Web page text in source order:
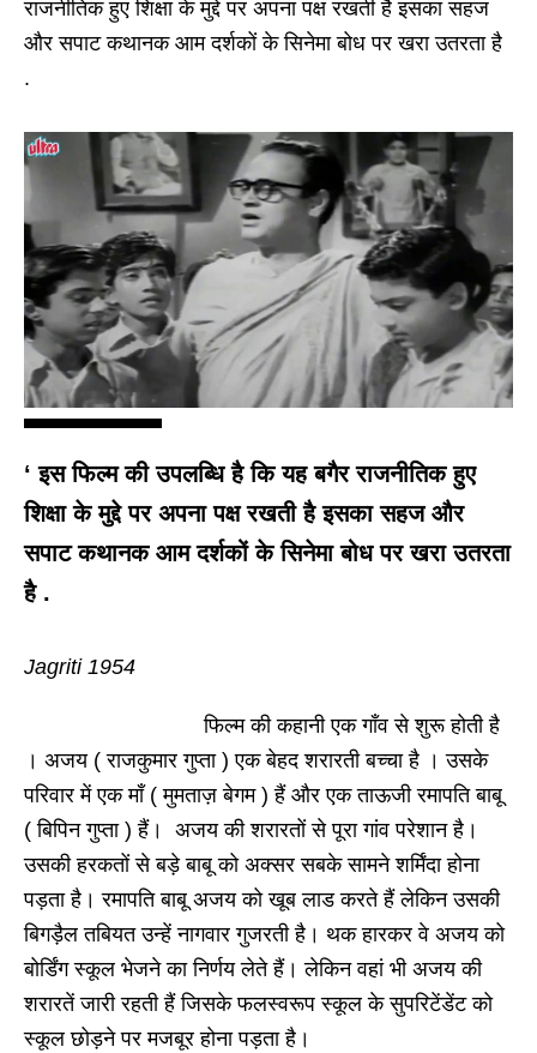
राजनीतिक हुए शिक्षा के मुद्दे पर अपना पक्ष रखती है इसका सहज
और सपाट कथानक आम दर्शकों के सिनेमा बोध पर खरा उतरता है
.
‘ इस फिल्म की उपलब्धि है कि यह बगैर राजनीतिक हुए
शिक्षा के मुद्दे पर अपना पक्ष रखती है इसका सहज और
सपाट कथानक आम दर्शकों के सिनेमा बोध पर खरा उतरता
है .
Jagriti 1954
फिल्म की कहानी एक गाँव से शुरू होती है
। अजय ( राजकुमार गुप्ता ) एक बेहद शरारती बच्चा है । उसके
परिवार में एक माँ ( मुमताज़ बेगम ) हैं और एक ताऊजी रमापति बाबू
( बिपिन गुप्ता ) हैं। अजय की शरारतों से पूरा गांव परेशान है।
उसकी हरकतों से बड़े बाबू को अक्सर सबके सामने शर्मिंदा होना
पड़ता है। रमापति बाबू अजय को खूब लाड करते हैं लेकिन उसकी
बिगड़ैल तबियत उन्हें नागवार गुजरती है। थक हारकर वे अजय को
बोर्डिंग स्कूल भेजने का निर्णय लेते हैं। लेकिन वहां भी अजय की
शरारतें जारी रहती हैं जिसके फलस्वरूप स्कूल के सुपरिटेंडेंट को
स्कूल छोड़ने पर मजबूर होना पड़ता है।